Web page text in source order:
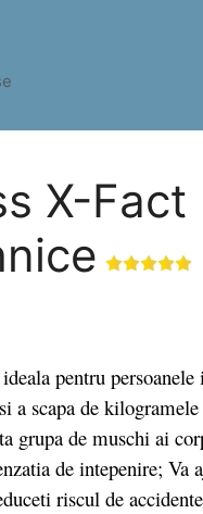
X-Fact
pentru persoanele
a scapa de
grupa de muschi ai
de intepenire;
riscul de